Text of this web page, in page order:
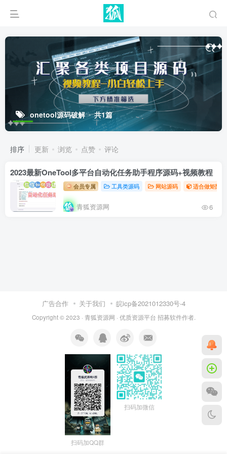
onetool源码破解 共1篇
排序 更新 浏览 点赞 评论
2023最新OneTool多平台自动化任务助手程序源码+视频教程
会员专属 工具类源码 网站源码 适合做矩阵
青狐资源网 6
广告合作 关于我们 皖icp备2021012330号-4
Copyright © 2023 · 青狐资源网 · 优质资源平台 招募软件作者.
扫码加QQ群
扫码加微信